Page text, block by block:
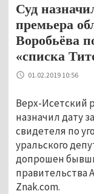
Суд
премьера
Воробьёва
«списка
01.02.2019 10:56
Верх-Исетский
назначил дату
свидетеля по
уральского
допрошен
правительства
Znak.com.